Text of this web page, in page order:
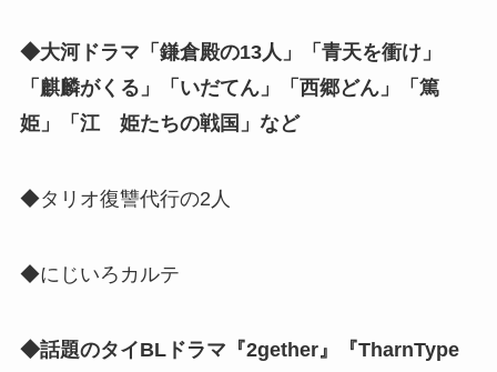
◆大河ドラマ「鎌倉殿の13人」「青天を衝け」
「麒麟がくる」「いだてん」「西郷どん」「篤
姫」「江 姫たちの戦国」など
◆タリオ復讐代行の2人
◆にじいろカルテ
◆話題のタイBLドラマ『2gether』『TharnType